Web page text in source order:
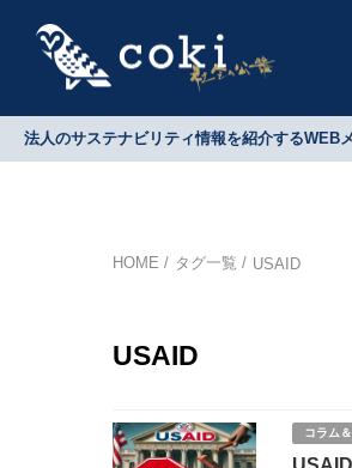
法人のサステナビリティ情報を紹介するWEB
HOME タグ一覧 USAID
USAID
コラム